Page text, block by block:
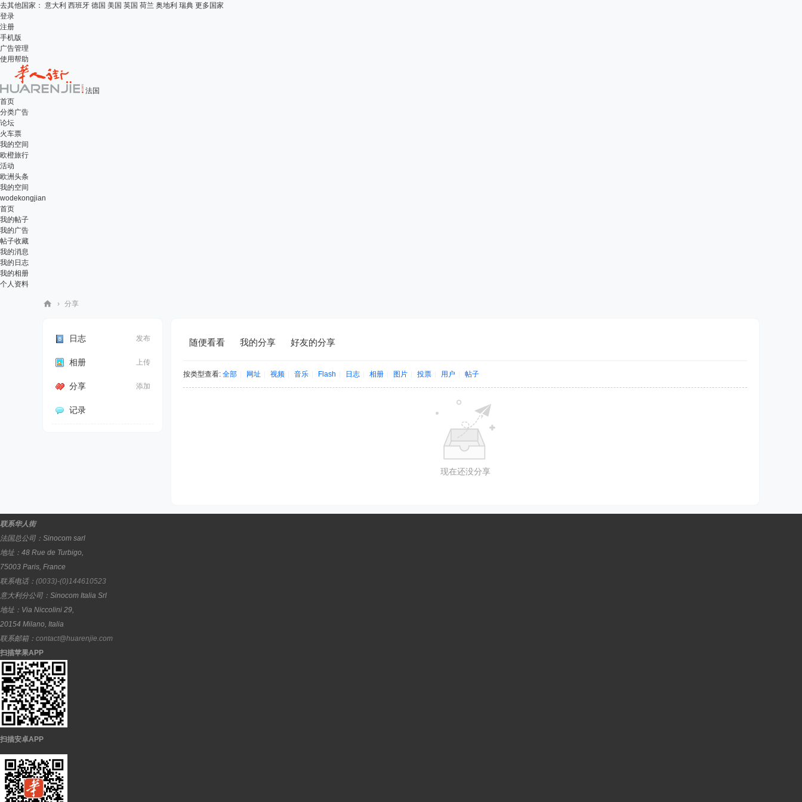
去其他国家： 意大利 西班牙 德国 美国 英国 荷兰 奥地利 瑞典 更多国家
登录
注册
手机版
广告管理
使用帮助
法国
首页
分类广告
论坛
火车票
我的空间
欧橙旅行
活动
欧洲头条
我的空间
wodekongjian
首页
我的帖子
我的广告
帖子收藏
我的消息
我的日志
我的相册
个人资料
› 分享
发布
日志
上传
相册
添加
分享
记录
随便看看 我的分享 好友的分享
按类型查看: 全部 网址 视频 音乐 Flash 日志 相册 图片 投票 用户 帖子
现在还没分享
联系华人街
法国总公司： Sinocom sarl
地址： 48 Rue de Turbigo,
75003 Paris, France
联系电话： (0033)-(0)144610523
意大利分公司： Sinocom Italia Srl
地址： Via Niccolini 29,
20154 Milano, Italia
联系邮箱： contact@huarenjie.com
扫描苹果APP
扫描安卓APP